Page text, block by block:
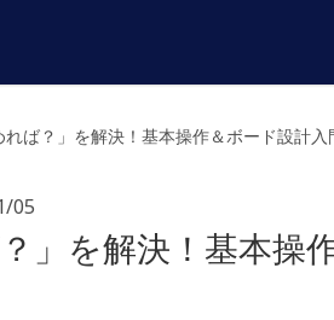
れば？」を解決！基本操作＆ボード設計入
05
」を解決！基本操